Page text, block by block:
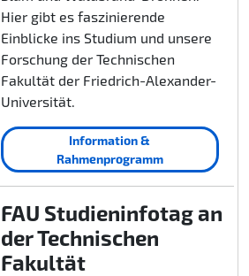
Hier gibt es faszinierende
Einblicke ins Studium und unsere
Forschung der Technischen
Fakultät der Friedrich-Alexander-
Universität.
Information &
Rahmenprogramm
FAU Studieninfotag an
der Technischen
Fakultät